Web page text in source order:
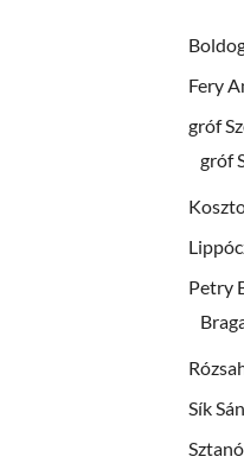
Fery
gróf
gróf
Petry
Sík